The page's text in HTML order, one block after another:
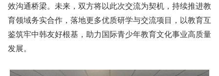
效沟通桥梁。未来，双方将以此次交流为契机，持续推进教
育领域务实合作，落地更多优质研学与交流项目，以教育互
鉴筑牢中韩友好根基，助力国际青少年教育文化事业高质量
发展。